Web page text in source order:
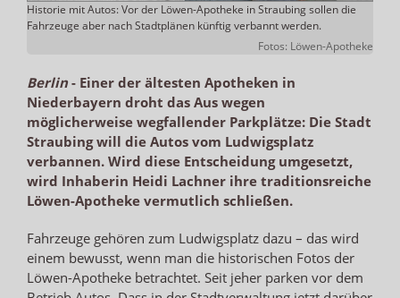
Historie mit Autos: Vor der Löwen-Apotheke in Straubing sollen die
Fahrzeuge aber nach Stadtplänen künftig verbannt werden.
Fotos: Löwen-Apotheke
Berlin- Einer der ältesten Apotheken in
Niederbayern droht das Aus wegen
möglicherweise wegfallender Parkplätze: Die Stadt
Straubing will die Autos vom Ludwigsplatz
verbannen. Wird diese Entscheidung umgesetzt,
wird Inhaberin Heidi Lachner ihre traditionsreiche
Löwen-Apotheke vermutlich schließen.
Fahrzeuge gehören zum Ludwigsplatz dazu – das wird
einem bewusst, wenn man die historischen Fotos der
Löwen-Apotheke betrachtet. Seit jeher parken vor dem